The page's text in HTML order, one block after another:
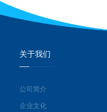
关于我们
公司简介
企业文化